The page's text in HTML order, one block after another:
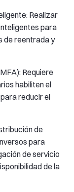
Realizar
para
de reentrada y
Requiere
habiliten el
reducir el
de
para
de servicio
de la